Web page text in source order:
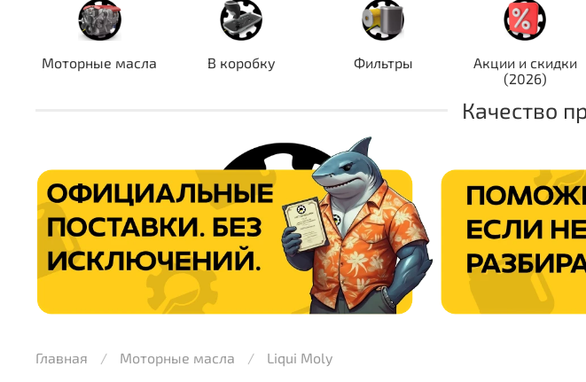
Моторные масла В коробку Фильтры
Акции и скидки
(2026)
Качество
Главная Моторные масла Liqui Moly